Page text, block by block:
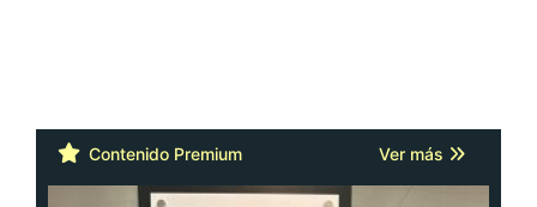
Contenido Premium Ver más